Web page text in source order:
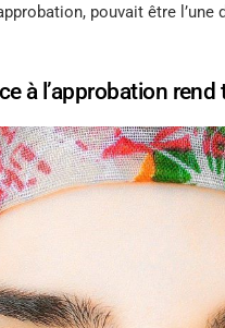
pouvait être
à l’approbation